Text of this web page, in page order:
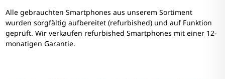
Alle gebrauchten Smartphones aus unserem Sortiment
wurden sorgfältig aufbereitet (refurbished) und auf Funktion
geprüft. Wir verkaufen refurbished Smartphones mit einer 12-
monatigen Garantie.